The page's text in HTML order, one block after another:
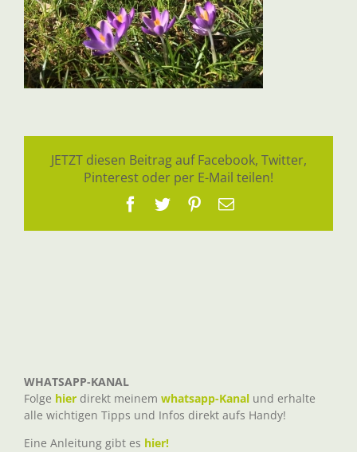
JETZT diesen Beitrag auf Facebook, Twitter,
Pinterest oder per E-Mail teilen!
Facebook
TwitterPinterest
E-
WHATSAPP-KANAL
Folge hier direkt meinem whatsapp-Kanal und erhalte
alle wichtigen Tipps und Infos direkt aufs Handy!
Eine Anleitung gibt es hier!